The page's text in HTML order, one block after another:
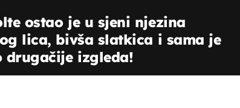
ostao je u sjeni njezina
lica, bivša slatkica i sama je
drugačije izgleda!